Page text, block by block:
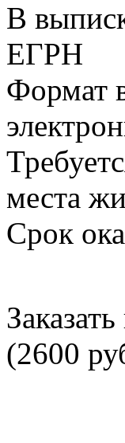
В
ЕГРН
Формат
места
Срок
(2600